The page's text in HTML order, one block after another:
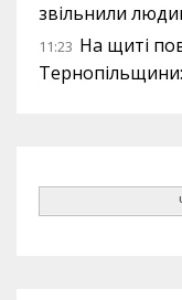
звільнили
11:23 На щиті
Тернопільщини: